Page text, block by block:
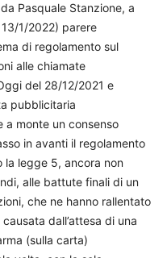
Pasquale Stanzione, a
1/2022) parere
di regolamento sul
alle chiamate
del 28/12/2021 e
pubblicitaria
monte un consenso
in avanti il regolamento
la legge 5, ancora non
alle battute finali di un
che ne hanno rallentato
dall’attesa di una
(sulla carta)